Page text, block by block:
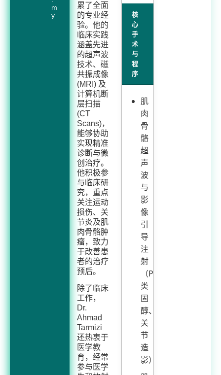
m
y
累了全面
的专业经
验。他的
临床实践
涵盖先进
的超声波
技术、磁
共振成像
(MRI) 及
计算机断
层扫描
(CT
Scans)，
能够协助
实现精准
诊断与微
创治疗。
他积极参
与临床研
究，重点
关注运动
损伤、关
节炎及肌
肉骨骼肿
瘤，致力
于改善患
者的治疗
预后。
除了临床
工作，
Dr.
Ahmad
Tarmizi
还热衷于
医学教
育，经常
参与医学
核
心
手
术
与
程
序
肌
肉
骨
骼
超
声
波
与
影
像
引
导
注
射
（PRP、
类
固
醇、
关
节
造
影）